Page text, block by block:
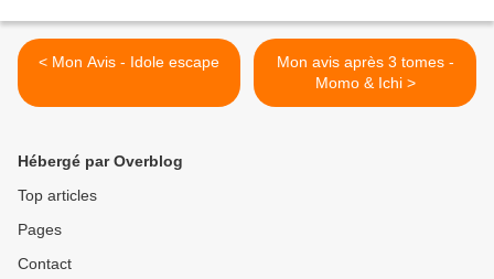
< Mon Avis - Idole escape
Mon avis après 3 tomes -
Momo & Ichi >
Hébergé par Overblog
Top articles
Pages
Contact